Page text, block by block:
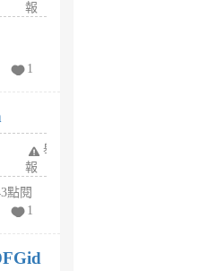
報
1
舉
報
點閱
1